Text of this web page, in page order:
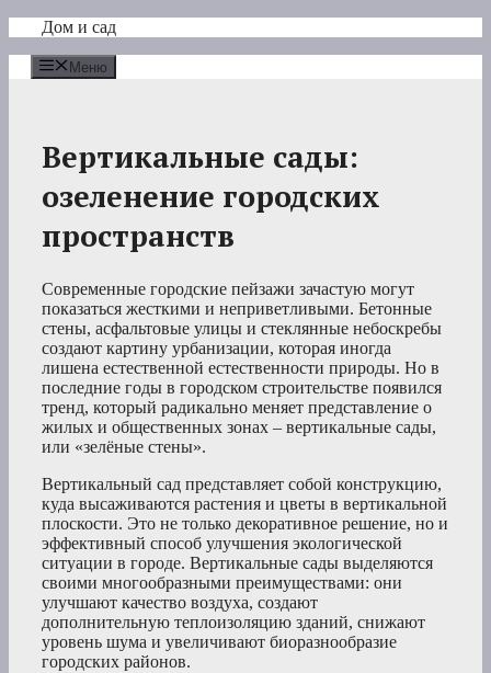
Перейти
содержимому
Дом и сад
Меню
Вертикальные сады:
озеленение городских
пространств
Современные городские пейзажи зачастую могут
показаться жесткими и неприветливыми. Бетонные
стены, асфальтовые улицы и стеклянные небоскребы
создают картину урбанизации, которая иногда
лишена естественной естественности природы. Но в
последние годы в городском строительстве появился
тренд, который радикально меняет представление о
жилых и общественных зонах – вертикальные сады,
или «зелёные стены».
Вертикальный сад представляет собой конструкцию,
куда высаживаются растения и цветы в вертикальной
плоскости. Это не только декоративное решение, но и
эффективный способ улучшения экологической
ситуации в городе. Вертикальные сады выделяются
своими многообразными преимуществами: они
улучшают качество воздуха, создают
дополнительную теплоизоляцию зданий, снижают
уровень шума и увеличивают биоразнообразие
городских районов.